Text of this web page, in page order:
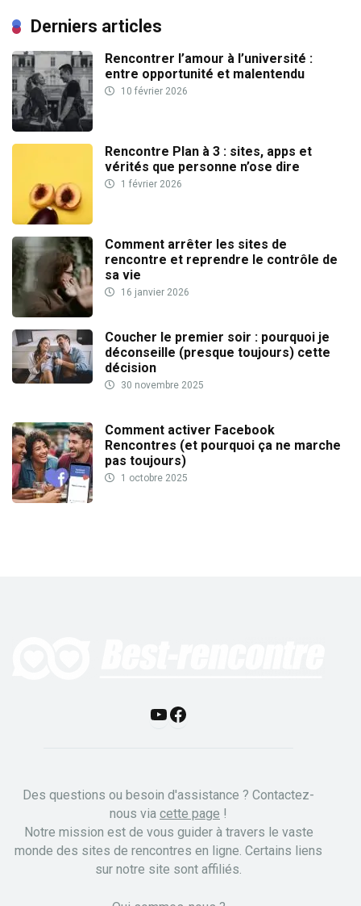
Derniers articles
Rencontrer l’amour à l’université :
entre opportunité et malentendu
10 février 2026
Rencontre Plan à 3 : sites, apps et
vérités que personne n’ose dire
1 février 2026
Comment arrêter les sites de
rencontre et reprendre le contrôle de
sa vie
16 janvier 2026
Coucher le premier soir : pourquoi je
déconseille (presque toujours) cette
décision
30 novembre 2025
Comment activer Facebook
Rencontres (et pourquoi ça ne marche
pas toujours)
1 octobre 2025
Y
T
u
b
F
e
b
o
Des questions ou besoin d'assistance ? Contactez-
nous via cette page !
Notre mission est de vous guider à travers le vaste
monde des sites de rencontres en ligne. Certains liens
sur notre site sont affiliés.